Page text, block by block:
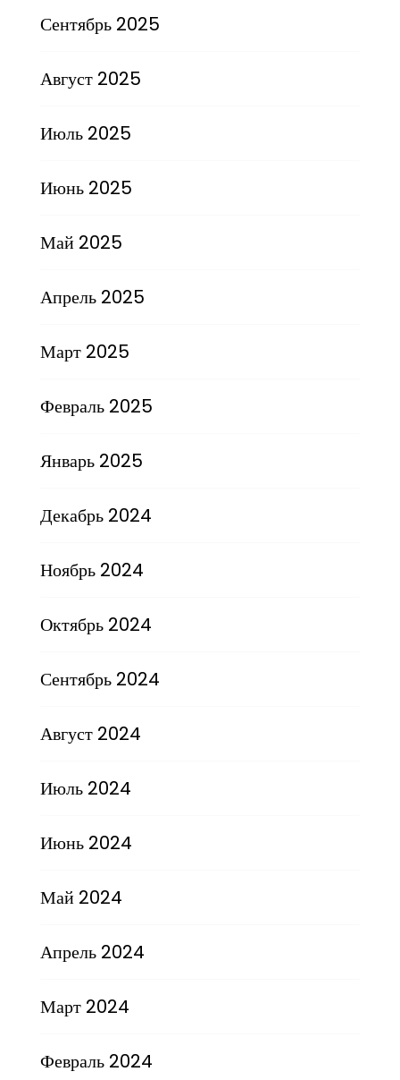
Сентябрь 2025
Август 2025
Июль 2025
Июнь 2025
Май 2025
Апрель 2025
Март 2025
Февраль 2025
Январь 2025
Декабрь 2024
Ноябрь 2024
Октябрь 2024
Сентябрь 2024
Август 2024
Июль 2024
Июнь 2024
Май 2024
Апрель 2024
Март 2024
Февраль 2024